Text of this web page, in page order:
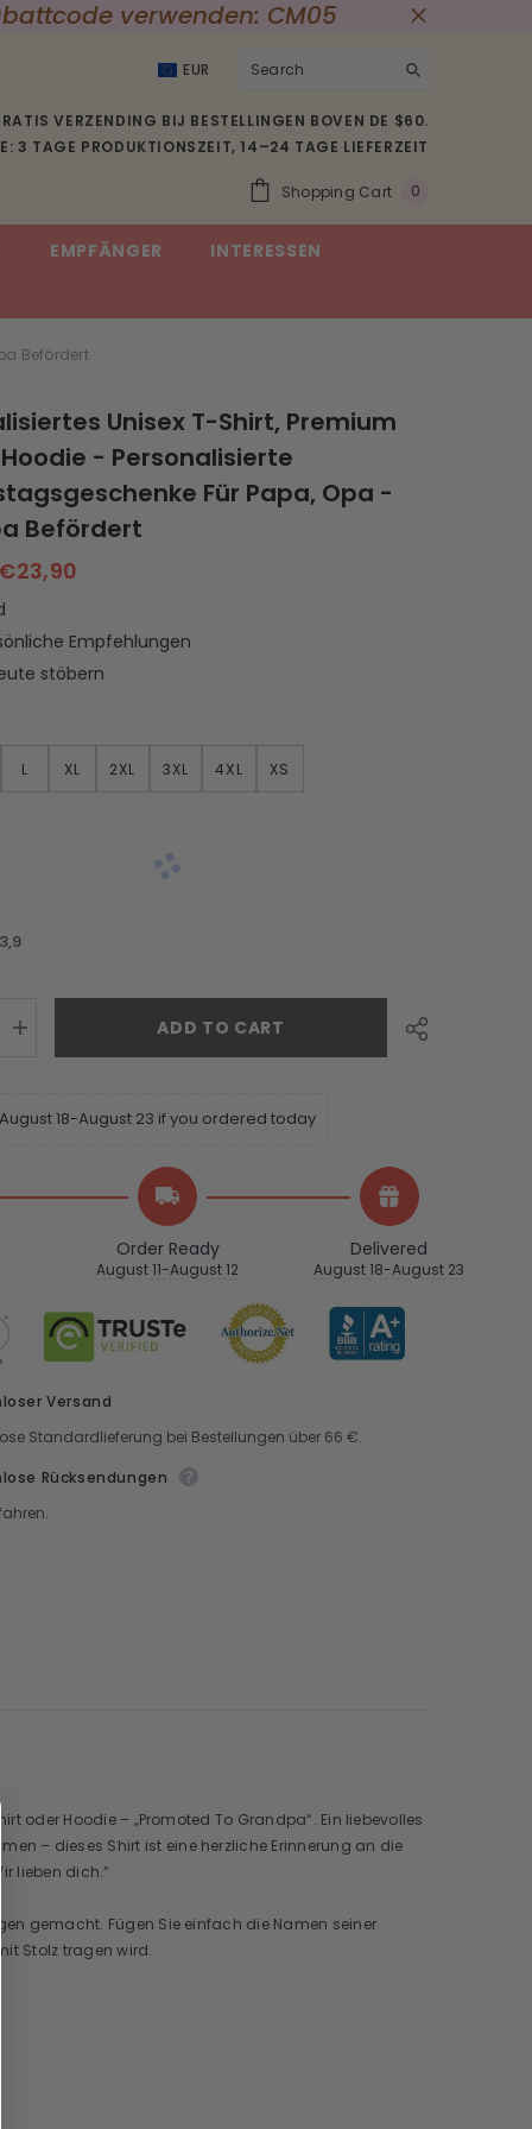
verwenden: CM05
EUR
EUR
CHF
VERZENDING BIJ BESTELLINGEN BOVEN DE $60.
3 TAGE PRODUKTIONSZEIT, 14–24 TAGE LIEFERZEIT
Shopping Cart
0
EMPFÄNGER
INTERESSEN
Befördert
Unisex T-Shirt, Premium
- Personalisierte
Für Papa, Opa -
Befördert
€23,90
Empfehlungen
stöbern
L XL 2XL 3XL 4XL XS
ADD TO CART
18-August 23 if you ordered today
Order Ready
August 11-August 12
Delivered
August 18-August 23
Versand
Standardlieferung bei Bestellungen über 66 €.
Rücksendungen
oder Hoodie – „Promoted To Grandpa“. Ein liebevolles
– dieses Shirt ist eine herzliche Erinnerung an die
lieben dich.“
gemacht. Fügen Sie einfach die Namen seiner
Stolz tragen wird.